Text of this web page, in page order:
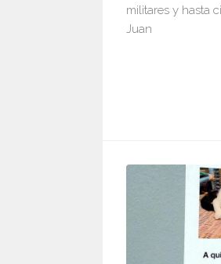
militares y hasta
Juan